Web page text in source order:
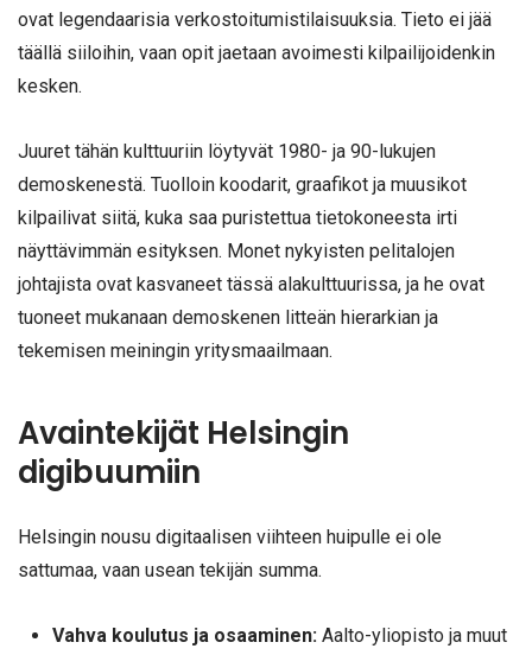
ovat legendaarisia verkostoitumistilaisuuksia. Tieto ei jää
täällä siiloihin, vaan opit jaetaan avoimesti kilpailijoidenkin
kesken.
Juuret tähän kulttuuriin löytyvät 1980- ja 90-lukujen
demoskenestä. Tuolloin koodarit, graafikot ja muusikot
kilpailivat siitä, kuka saa puristettua tietokoneesta irti
näyttävimmän esityksen. Monet nykyisten pelitalojen
johtajista ovat kasvaneet tässä alakulttuurissa, ja he ovat
tuoneet mukanaan demoskenen litteän hierarkian ja
tekemisen meiningin yritysmaailmaan.
Avaintekijät Helsingin
digibuumiin
Helsingin nousu digitaalisen viihteen huipulle ei ole
sattumaa, vaan usean tekijän summa.
Vahva koulutus ja osaaminen:Aalto-yliopisto ja muut